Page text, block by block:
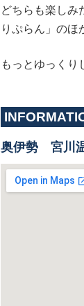
どちらも楽しみ
りぷらん」のほ
もっとゆっくり
奥伊勢 宮川